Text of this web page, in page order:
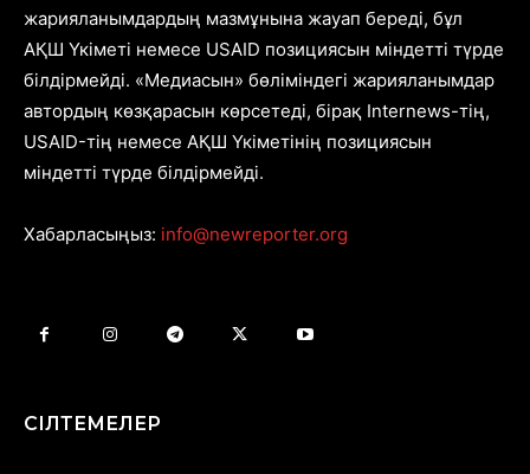
жарияланымдардың мазмұнына жауап береді, бұл
АҚШ Үкіметі немесе USAID позициясын міндетті түрде
білдірмейді. «Медиасын» бөліміндегі жарияланымдар
автордың көзқарасын көрсетеді, бірақ Internews-тің,
USAID-тің немесе АҚШ Үкіметінің позициясын
міндетті түрде білдірмейді.
Хабарласыңыз: info@newreporter.org
СІЛТЕМЕЛЕР